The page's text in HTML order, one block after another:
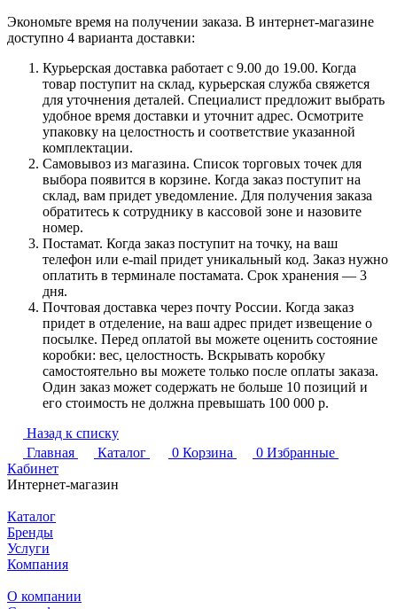
Экономьте время на получении заказа. В интернет-магазине
доступно 4 варианта доставки:
Курьерская доставка работает с 9.00 до 19.00. Когда
товар поступит на склад, курьерская служба свяжется
для уточнения деталей. Специалист предложит выбрать
удобное время доставки и уточнит адрес. Осмотрите
упаковку на целостность и соответствие указанной
комплектации.
Самовывоз из магазина. Список торговых точек для
выбора появится в корзине. Когда заказ поступит на
склад, вам придет уведомление. Для получения заказа
обратитесь к сотруднику в кассовой зоне и назовите
номер.
Постамат. Когда заказ поступит на точку, на ваш
телефон или e-mail придет уникальный код. Заказ нужно
оплатить в терминале постамата. Срок хранения — 3
дня.
Почтовая доставка через почту России. Когда заказ
придет в отделение, на ваш адрес придет извещение о
посылке. Перед оплатой вы можете оценить состояние
коробки: вес, целостность. Вскрывать коробку
самостоятельно вы можете только после оплаты заказа.
Один заказ может содержать не больше 10 позиций и
его стоимость не должна превышать 100 000 р.
Назад к списку
Главная
Каталог 0 Корзина 0 Избранные
Кабинет
Интернет-магазин
Каталог
Бренды
Услуги
Компания
О компании